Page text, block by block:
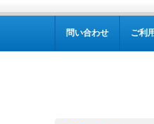
問い合わせ ご利